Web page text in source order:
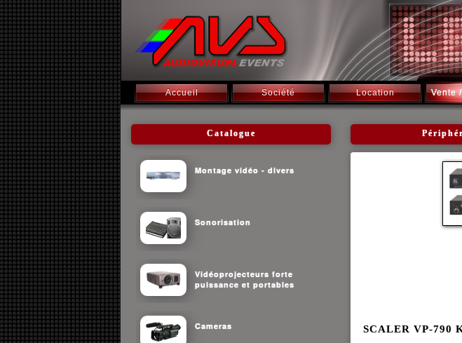
Accueil Société Location Vente
Catalogue
Montage vidéo - divers
Sonorisation
Vidéoprojecteurs forte
puissance et portables
Cameras SCALER VP-790